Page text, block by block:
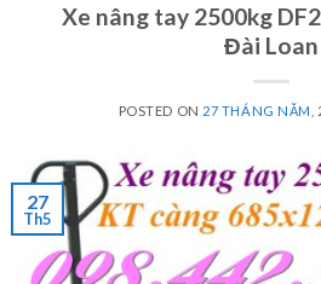
Xe nâng tay 2500kg
Đài Loan
POSTED ON 27 THÁNG NĂM,
27
Th5